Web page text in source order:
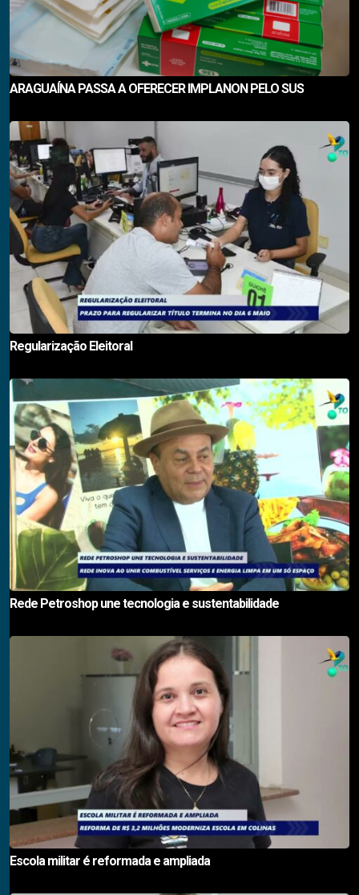
ARAGUAÍNA PASSA A OFERECER IMPLANON PELO SUS
Regularização Eleitoral
Rede Petroshop une tecnologia e sustentabilidade
Escola militar é reformada e ampliada